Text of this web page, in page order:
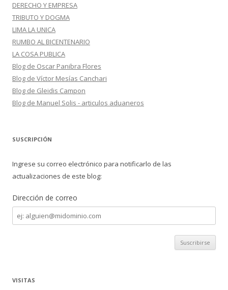
DERECHO Y EMPRESA
TRIBUTO Y DOGMA
LIMA LA UNICA
RUMBO AL BICENTENARIO
LA COSA PUBLICA
Blog de Oscar Panibra Flores
Blog de Víctor Mesías Canchari
Blog de Gleidis Campon
Blog de Manuel Solis - articulos aduaneros
SUSCRIPCIÓN
Ingrese su correo electrónico para notificarlo de las
actualizaciones de este blog:
Dirección de correo
Dirección
de
correo
VISITAS